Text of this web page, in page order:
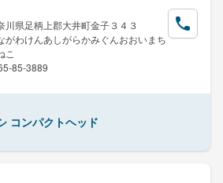
川県足柄上郡大井町金子３４３
がわけんあしがらかみぐんおおいまち
こ
85-3889
コンパクトヘッド